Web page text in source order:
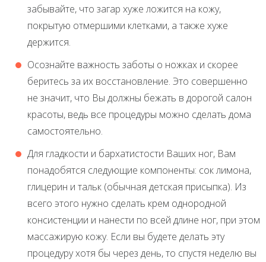
забывайте, что загар хуже ложится на кожу,
покрытую отмершими клетками, а также хуже
держится.
Осознайте важность заботы о ножках и скорее
беритесь за их восстановление. Это совершенно
не значит, что Вы должны бежать в дорогой салон
красоты, ведь все процедуры можно сделать дома
самостоятельно.
Для гладкости и бархатистости Ваших ног, Вам
понадобятся следующие компоненты: сок лимона,
глицерин и тальк (обычная детская присыпка). Из
всего этого нужно сделать крем однородной
консистенции и нанести по всей длине ног, при этом
массажирую кожу. Если вы будете делать эту
процедуру хотя бы через день, то спустя неделю вы